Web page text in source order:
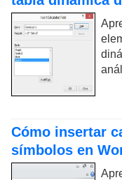
Cómo insertar
símbolos en